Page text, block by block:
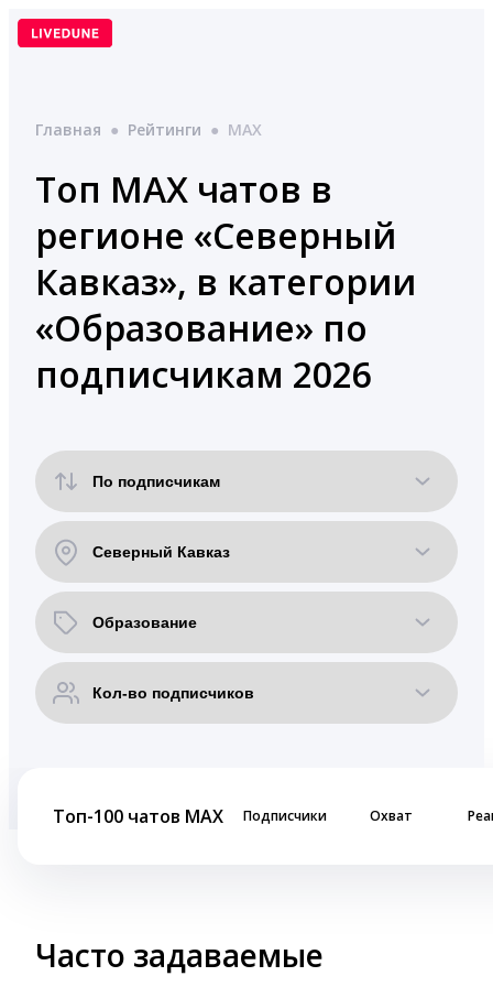
Перейти
Главная ● Рейтинги ● MAX
Топ MAX чатов в
регионе «Северный
Кавказ», в категории
«Образование» по
подписчикам 2026
Топ-100 чатов MAX Подписчики Охват
Часто задаваемые